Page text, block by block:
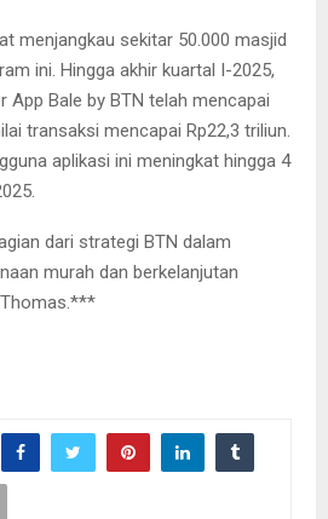
menjangkau sekitar 50.000 masjid
ini. Hingga akhir kuartal I-2025,
App Bale by BTN telah mencapai
transaksi mencapai Rp22,3 triliun.
aplikasi ini meningkat hingga 4
dari strategi BTN dalam
murah dan berkelanjutan
Thomas.***